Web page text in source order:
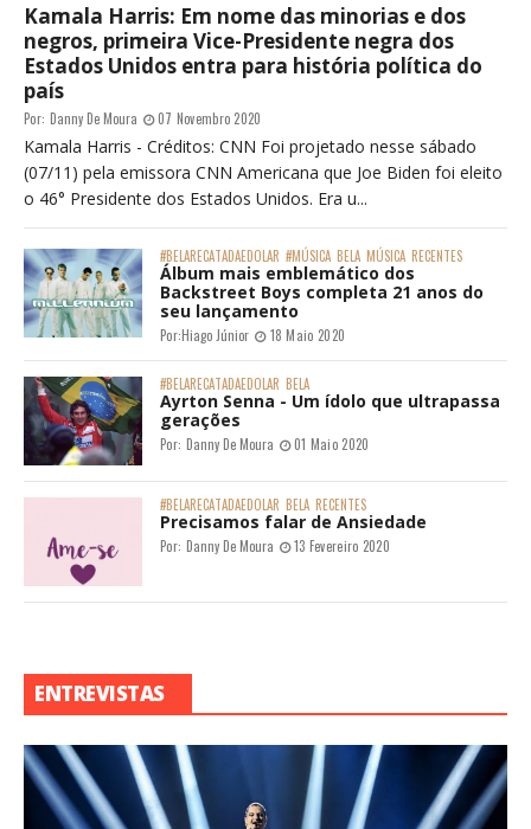
Kamala Harris: Em nome das minorias e dos
negros, primeira Vice-Presidente negra dos
Estados Unidos entra para história política do
país
Por: Danny De Moura 07 Novembro 2020
Kamala Harris - Créditos: CNN Foi projetado nesse sábado
(07/11) pela emissora CNN Americana que Joe Biden foi eleito
o 46° Presidente dos Estados Unidos. Era u...
#BELARECATADAEDOLAR #MÚSICA BELA MÚSICA RECENTES
Álbum mais emblemático dos
Backstreet Boys completa 21 anos do
seu lançamento
Por:Hiago Júnior 18 Maio 2020
#BELARECATADAEDOLAR BELA
Ayrton Senna - Um ídolo que ultrapassa
gerações
Por: Danny De Moura 01 Maio 2020
#BELARECATADAEDOLAR BELA RECENTES
Precisamos falar de Ansiedade
Por: Danny De Moura 13 Fevereiro 2020
ENTREVISTAS